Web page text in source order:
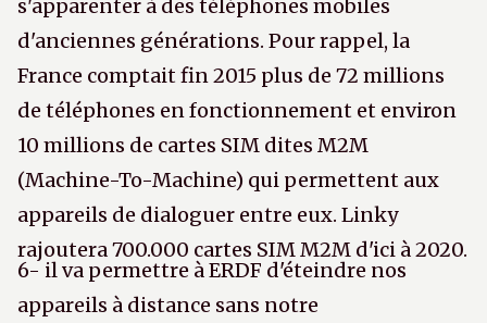
s'apparenter à des téléphones mobiles
d'anciennes générations. Pour rappel, la
France comptait fin 2015 plus de 72 millions
de téléphones en fonctionnement et environ
10 millions de cartes SIM dites M2M
(Machine-To-Machine) qui permettent aux
appareils de dialoguer entre eux. Linky
rajoutera 700.000 cartes SIM M2M d'ici à 2020.
6- il va permettre à ERDF d'éteindre nos
appareils à distance sans notre